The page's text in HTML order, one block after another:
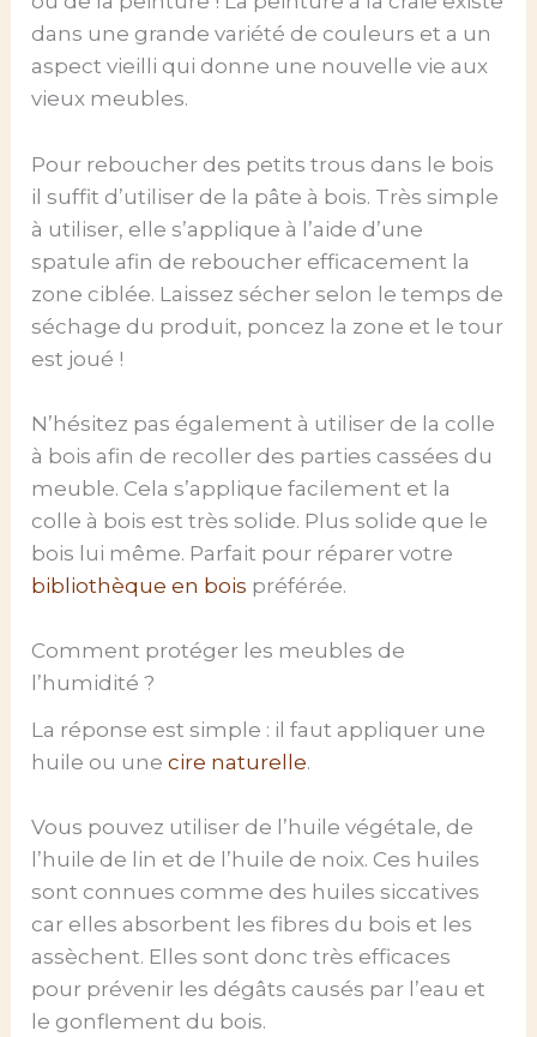
dans une grande variété de couleurs et a un
aspect vieilli qui donne une nouvelle vie aux
vieux meubles.
Pour reboucher des petits trous dans le bois
il suffit d’utiliser de la pâte à bois. Très simple
à utiliser, elle s’applique à l’aide d’une
spatule afin de reboucher efficacement la
zone ciblée. Laissez sécher selon le temps de
séchage du produit, poncez la zone et le tour
est joué !
N’hésitez pas également à utiliser de la colle
à bois afin de recoller des parties cassées du
meuble. Cela s’applique facilement et la
colle à bois est très solide. Plus solide que le
bois lui même. Parfait pour réparer votre
bibliothèque en bois préférée.
Comment protéger les meubles de
l’humidité ?
La réponse est simple : il faut appliquer une
huile ou unecire naturelle.
Vous pouvez utiliser de l’huile végétale, de
l’huile de lin et de l’huile de noix. Ces huiles
sont connues comme des huiles siccatives
car elles absorbent les fibres du bois et les
assèchent. Elles sont donc très efficaces
pour prévenir les dégâts causés par l’eau et
le gonflement du bois.